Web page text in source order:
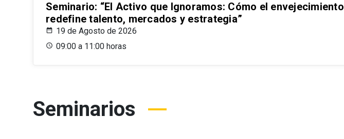
Seminario: “El Activo que Ignoramos: Cómo el envejecimiento
redefine talento, mercados y estrategia”
19 de Agosto de 2026
09:00 a 11:00 horas
Seminarios